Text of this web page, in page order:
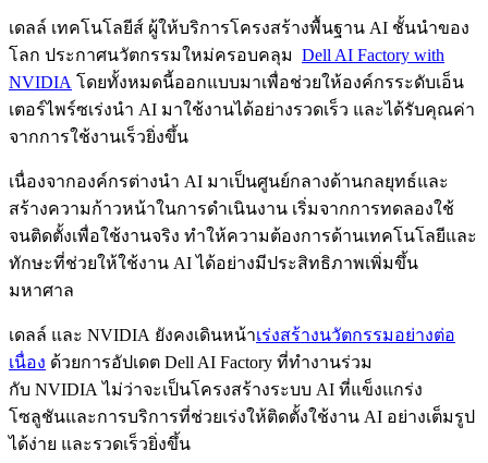
เดลล์ เทคโนโลยีส์ ผู้ให้บริการโครงสร้างพื้นฐาน AI ชั้นนำของ
โลก ประกาศนวัตกรรมใหม่ครอบคลุม Dell AI Factory with
NVIDIA โดยทั้งหมดนี้ออกแบบมาเพื่อช่วยให้องค์กรระดับเอ็น
เตอร์ไพร์ซเร่งนำ AI มาใช้งานได้อย่างรวดเร็ว และได้รับคุณค่า
จากการใช้งานเร็วยิ่งขึ้น
เนื่องจากองค์กรต่างนำ AI มาเป็นศูนย์กลางด้านกลยุทธ์และ
สร้างความก้าวหน้าในการดำเนินงาน เริ่มจากการทดลองใช้
จนติดตั้งเพื่อใช้งานจริง ทำให้ความต้องการด้านเทคโนโลยีและ
ทักษะที่ช่วยให้ใช้งาน AI ได้อย่างมีประสิทธิภาพเพิ่มขึ้น
มหาศาล
เดลล์ และ NVIDIA ยังคงเดินหน้าเร่งสร้างนวัตกรรมอย่างต่อ
เนื่อง ด้วยการอัปเดต Dell AI Factory ที่ทำงานร่วม
กับ NVIDIA ไม่ว่าจะเป็นโครงสร้างระบบ AI ที่แข็งแกร่ง
โซลูชันและการบริการที่ช่วยเร่งให้ติดตั้งใช้งาน AI อย่างเต็มรูป
ได้ง่าย และรวดเร็วยิ่งขึ้น